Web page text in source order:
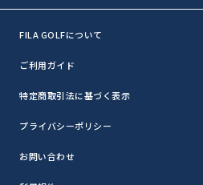
FILA GOLFについて
ご利用ガイド
特定商取引法に基づく表示
プライバシーポリシー
お問い合わせ